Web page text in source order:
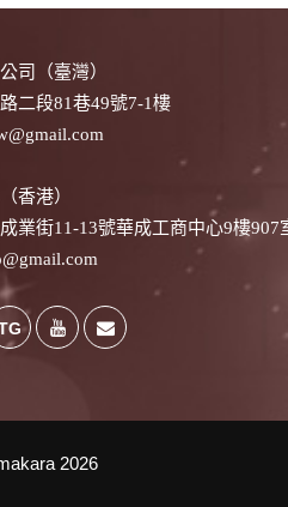
司（臺灣）
二段81巷49號7-1樓
香港）
業街11-13號華成工商中心9樓907
2026